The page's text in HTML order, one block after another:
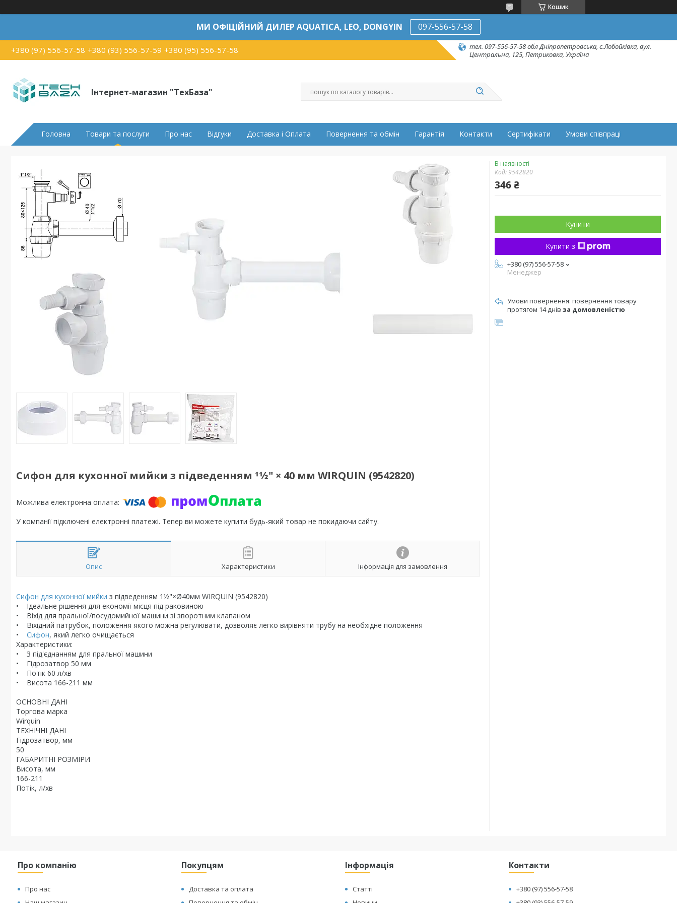
Кошик
МИ ОФІЦІЙНИЙ ДИЛЕР AQUATICA, LEO, DONGYIN 097-556-57-58
+380 (97) 556-57-58 +380 (93) 556-57-59 +380 (95) 556-57-58
тел. 097-556-57-58 обл Дніпропетровська, с.Лобойківка, вул.
Центральна, 125, Петриковка, Україна
Інтернет-магазин "ТехБаза"
Головна Товари та послуги Про нас Відгуки Доставка і Оплата Повернення та обмін Гарантія Контакти Сертифікати Умови співпраці
Сифон для кухонної мийки з підведенням 11⁄2" × 40 мм WIRQUIN (9542820)
У компанії підключені електронні платежі. Тепер ви можете купити будь-який товар не покидаючи сайту.
Опис Характеристики Інформація для замовлення
Сифон для кухонної мийки з підведенням 1½"×Ø40мм WIRQUIN (9542820)
• Ідеальне рішення для економії місця під раковиною
• Віхід для пральної/посудомийної машини зі зворотним клапаном
• Віхідний патрубок, положення якого можна регулювати, дозволяє легко вирівняти трубу на необхідне положення
• Сифон, який легко очищається
Характеристики:
• З під'єднанням для пральної машини
• Гідрозатвор 50 мм
• Потік 60 л/хв
• Висота 166-211 мм
ОСНОВНІ ДАНІ
Торгова марка
Wirquin
ТЕХНІЧНІ ДАНІ
Гідрозатвор, мм
50
ГАБАРИТНІ РОЗМІРИ
Висота, мм
166-211
Потік, л/хв
В наявності
Код:9542820
346 ₴
Купити
Купити з
+380 (97) 556-57-58
Менеджер
повернення товару
протягом 14 днів за домовленістю
Про компанію
Про нас
Покупцям
Доставка та оплата
Інформація
Статті
Контакти
+380 (97) 556-57-58